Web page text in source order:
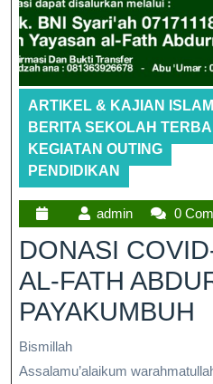
ARTIKEL & KAJIAN ISLAMI
BERITA SEKOLAH
KEGIATAN OUTING
PENDIDIKAN
admin 0
DONASI
AL-FATH
PAYAKUMBUH
Bismillah
Assalamu’alaikum